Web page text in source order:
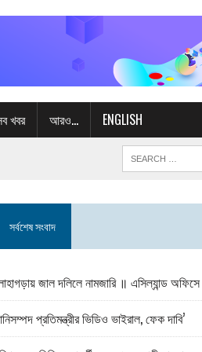
খবর আরও… ENGLISH
সর্বশেষ সংবাদ
জাল দলিলে নামজারি ॥ এসিল্যান্ড অফিসে
প্রতিমন্ত্রীর ভিডিও ভাইরাল, ফেক দাবি’